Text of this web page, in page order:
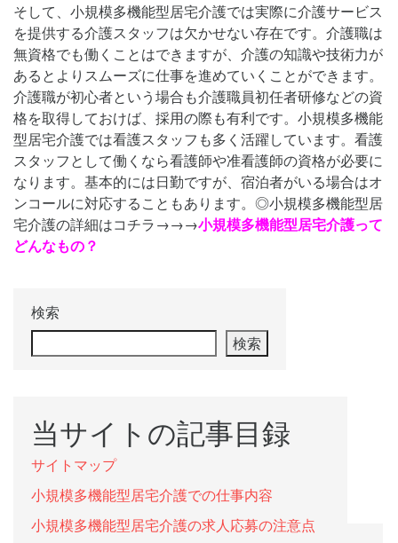
そして、小規模多機能型居宅介護では実際に介護サービス
を提供する介護スタッフは欠かせない存在です。介護職は
無資格でも働くことはできますが、介護の知識や技術力が
あるとよりスムーズに仕事を進めていくことができます。
介護職が初心者という場合も介護職員初任者研修などの資
格を取得しておけば、採用の際も有利です。小規模多機能
型居宅介護では看護スタッフも多く活躍しています。看護
スタッフとして働くなら看護師や准看護師の資格が必要に
なります。基本的には日勤ですが、宿泊者がいる場合はオ
ンコールに対応することもあります。◎小規模多機能型居
宅介護の詳細はコチラ→→→小規模多機能型居宅介護って
どんなもの？
検索
検索
当サイトの記事目録
サイトマップ
小規模多機能型居宅介護での仕事内容
小規模多機能型居宅介護の求人応募の注意点